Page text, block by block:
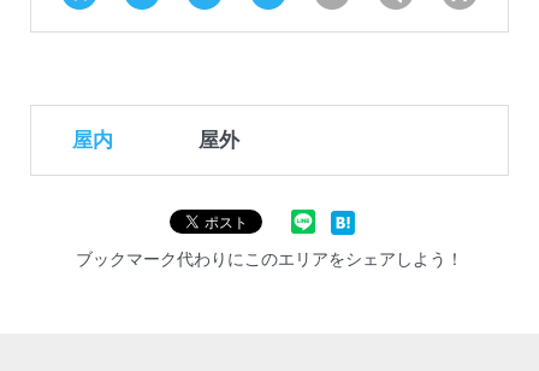
屋内 屋外
ブックマーク代わりにこのエリアをシェアしよう！